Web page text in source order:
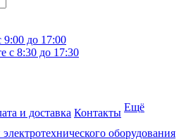
9:00 до 17:00
с 8:30 до 17:30
и доставка Контакты Ещё